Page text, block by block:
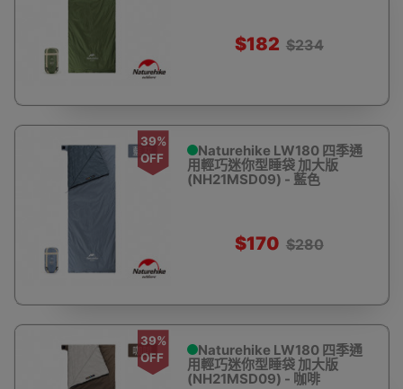
$182 $234
39%
OFF
Naturehike LW180 四季通
用輕巧迷你型睡袋 加大版
(NH21MSD09) - 藍色
$170 $280
39%
OFF
Naturehike LW180 四季通
用輕巧迷你型睡袋 加大版
(NH21MSD09) - 咖啡